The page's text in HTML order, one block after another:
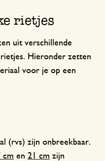
rietjes
uit verschillende
Hieronder zetten
voor je op een
(rvs) zijn onbreekbaar.
cm en 21 cm zijn